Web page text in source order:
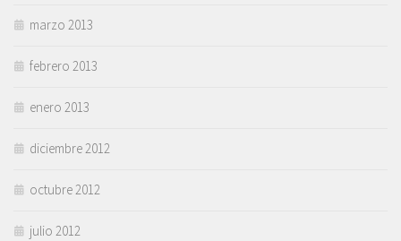
marzo 2013
febrero 2013
enero 2013
diciembre 2012
octubre 2012
julio 2012